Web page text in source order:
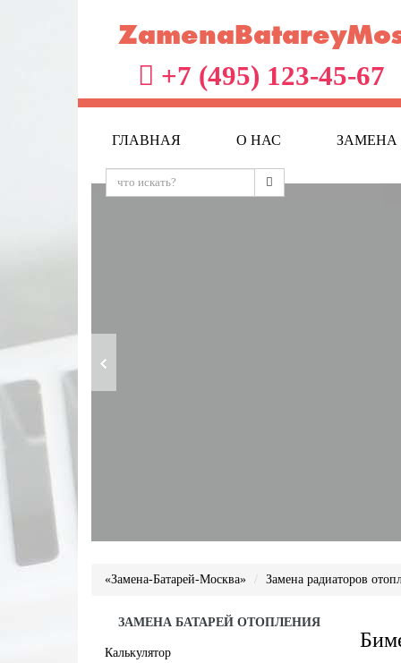
+7 (495) 123-45-67
ГЛАВНАЯ О НАС ЗАМЕНА
«Замена-Батарей-Москва» Замена радиаторов
ЗАМЕНА БАТАРЕЙ ОТОПЛЕНИЯ
Калькулятор